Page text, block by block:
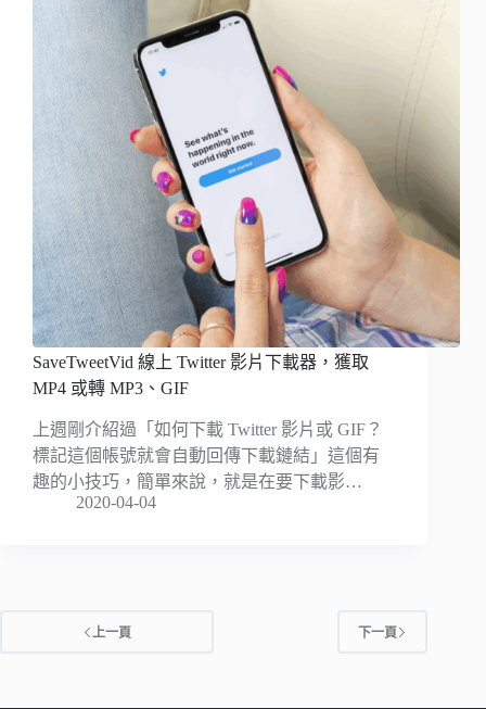
SaveTweetVid 線上 Twitter 影片下載器，獲取
MP4 或轉 MP3、GIF
上週剛介紹過「如何下載 Twitter 影片或 GIF？
標記這個帳號就會自動回傳下載鏈結」這個有
趣的小技巧，簡單來說，就是在要下載影…
2020-04-04
上一頁 下一頁